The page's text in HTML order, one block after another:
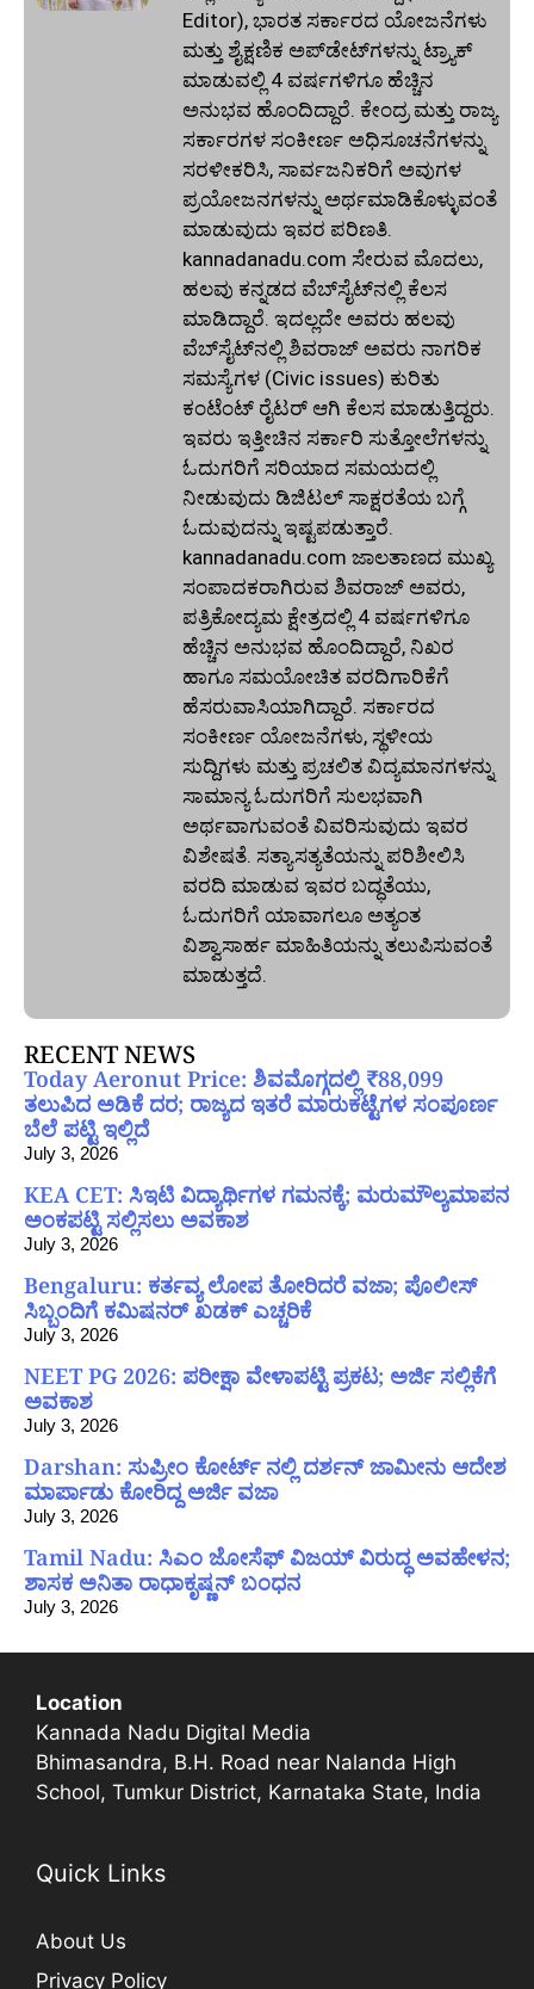
Editor), ಭಾರತ ಸರ್ಕಾರದ ಯೋಜನೆಗಳು
ಮತ್ತು ಶೈಕ್ಷಣಿಕ ಅಪ್‌ಡೇಟ್‌ಗಳನ್ನು ಟ್ರ್ಯಾಕ್
ಮಾಡುವಲ್ಲಿ 4 ವರ್ಷಗಳಿಗೂ ಹೆಚ್ಚಿನ
ಅನುಭವ ಹೊಂದಿದ್ದಾರೆ. ಕೇಂದ್ರ ಮತ್ತು ರಾಜ್ಯ
ಸರ್ಕಾರಗಳ ಸಂಕೀರ್ಣ ಅಧಿಸೂಚನೆಗಳನ್ನು
ಸರಳೀಕರಿಸಿ, ಸಾರ್ವಜನಿಕರಿಗೆ ಅವುಗಳ
ಪ್ರಯೋಜನಗಳನ್ನು ಅರ್ಥಮಾಡಿಕೊಳ್ಳುವಂತೆ
ಮಾಡುವುದು ಇವರ ಪರಿಣತಿ.
kannadanadu.com ಸೇರುವ ಮೊದಲು,
ಹಲವು ಕನ್ನಡದ ವೆಬ್‌ಸೈಟ್‌ನಲ್ಲಿ ಕೆಲಸ
ಮಾಡಿದ್ದಾರೆ. ಇದಲ್ಲದೇ ಅವರು ಹಲವು
ವೆಬ್‌ಸೈಟ್‌ನಲ್ಲಿ ಶಿವರಾಜ್ ಅವರು ನಾಗರಿಕ
ಸಮಸ್ಯೆಗಳ (Civic issues) ಕುರಿತು
ಕಂಟೆಂಟ್ ರೈಟರ್ ಆಗಿ ಕೆಲಸ ಮಾಡುತ್ತಿದ್ದರು.
ಇವರು ಇತ್ತೀಚಿನ ಸರ್ಕಾರಿ ಸುತ್ತೋಲೆಗಳನ್ನು
ಓದುಗರಿಗೆ ಸರಿಯಾದ ಸಮಯದಲ್ಲಿ
ನೀಡುವುದು ಡಿಜಿಟಲ್ ಸಾಕ್ಷರತೆಯ ಬಗ್ಗೆ
ಓದುವುದನ್ನು ಇಷ್ಟಪಡುತ್ತಾರೆ.
kannadanadu.com ಜಾಲತಾಣದ ಮುಖ್ಯ
ಸಂಪಾದಕರಾಗಿರುವ ಶಿವರಾಜ್ ಅವರು,
ಪತ್ರಿಕೋದ್ಯಮ ಕ್ಷೇತ್ರದಲ್ಲಿ 4 ವರ್ಷಗಳಿಗೂ
ಹೆಚ್ಚಿನ ಅನುಭವ ಹೊಂದಿದ್ದಾರೆ, ನಿಖರ
ಹಾಗೂ ಸಮಯೋಚಿತ ವರದಿಗಾರಿಕೆಗೆ
ಹೆಸರುವಾಸಿಯಾಗಿದ್ದಾರೆ. ಸರ್ಕಾರದ
ಸಂಕೀರ್ಣ ಯೋಜನೆಗಳು, ಸ್ಥಳೀಯ
ಸುದ್ದಿಗಳು ಮತ್ತು ಪ್ರಚಲಿತ ವಿದ್ಯಮಾನಗಳನ್ನು
ಸಾಮಾನ್ಯ ಓದುಗರಿಗೆ ಸುಲಭವಾಗಿ
ಅರ್ಥವಾಗುವಂತೆ ವಿವರಿಸುವುದು ಇವರ
ವಿಶೇಷತೆ. ಸತ್ಯಾಸತ್ಯತೆಯನ್ನು ಪರಿಶೀಲಿಸಿ
ವರದಿ ಮಾಡುವ ಇವರ ಬದ್ಧತೆಯು,
ಓದುಗರಿಗೆ ಯಾವಾಗಲೂ ಅತ್ಯಂತ
ವಿಶ್ವಾಸಾರ್ಹ ಮಾಹಿತಿಯನ್ನು ತಲುಪಿಸುವಂತೆ
ಮಾಡುತ್ತದೆ.
RECENT NEWS
Today Aeronut Price: ಶಿವಮೊಗ್ಗದಲ್ಲಿ ₹88,099
ತಲುಪಿದ ಅಡಿಕೆ ದರ; ರಾಜ್ಯದ ಇತರೆ ಮಾರುಕಟ್ಟೆಗಳ ಸಂಪೂರ್ಣ
ಬೆಲೆ ಪಟ್ಟಿ ಇಲ್ಲಿದೆ
July 3, 2026
KEA CET: ಸಿಇಟಿ ವಿದ್ಯಾರ್ಥಿಗಳ ಗಮನಕ್ಕೆ; ಮರುಮೌಲ್ಯಮಾಪನ
ಅಂಕಪಟ್ಟಿ ಸಲ್ಲಿಸಲು ಅವಕಾಶ
July 3, 2026
Bengaluru: ಕರ್ತವ್ಯ ಲೋಪ ತೋರಿದರೆ ವಜಾ; ಪೊಲೀಸ್
ಸಿಬ್ಬಂದಿಗೆ ಕಮಿಷನರ್ ಖಡಕ್ ಎಚ್ಚರಿಕೆ
July 3, 2026
NEET PG 2026: ಪರೀಕ್ಷಾ ವೇಳಾಪಟ್ಟಿ ಪ್ರಕಟ; ಅರ್ಜಿ ಸಲ್ಲಿಕೆಗೆ
ಅವಕಾಶ
July 3, 2026
Darshan: ಸುಪ್ರೀಂ ಕೋರ್ಟ್ ನಲ್ಲಿ ದರ್ಶನ್ ಜಾಮೀನು ಆದೇಶ
ಮಾರ್ಪಾಡು ಕೋರಿದ್ದ ಅರ್ಜಿ ವಜಾ
July 3, 2026
Tamil Nadu: ಸಿಎಂ ಜೋಸೆಫ್ ವಿಜಯ್ ವಿರುದ್ಧ ಅವಹೇಳನ;
ಶಾಸಕ ಅನಿತಾ ರಾಧಾಕೃಷ್ಣನ್ ಬಂಧನ
July 3, 2026
Location
Kannada Nadu Digital Media
Bhimasandra, B.H. Road near Nalanda High
School, Tumkur District, Karnataka State, India
Quick Links
About Us
Privacy Policy